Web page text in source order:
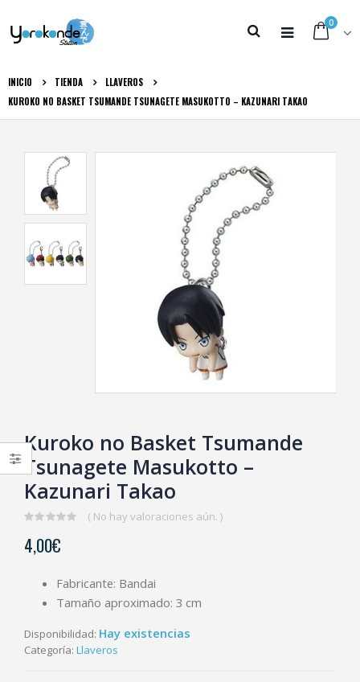
0
INICIO TIENDA
LLAVEROS
KUROKO NO BASKET TSUMANDE TSUNAGETE MASUKOTTO – KAZUNARI TAKAO
Kuroko no Basket Tsumande
Tsunagete Masukotto –
Kazunari Takao
out
of
( No hay valoraciones aún. )
4,00€
Fabricante: Bandai
Tamaño aproximado: 3 cm
Disponibilidad: Hay existencias
Categoría: Llaveros